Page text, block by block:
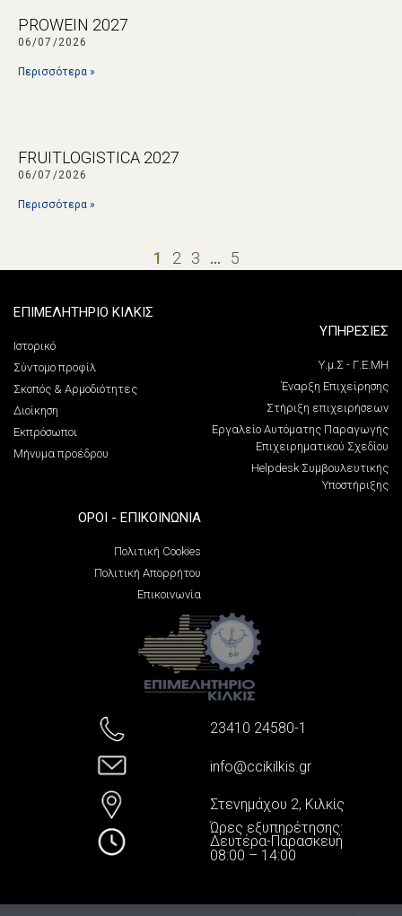
PROWEIN 2027
06/07/2026
Περισσότερα »
FRUITLOGISTICA 2027
06/07/2026
Περισσότερα »
1 2 3 … 5
ΕΠΙΜΕΛΗΤΗΡΙΟ ΚΙΛΚΙΣ
Ιστορικό
Σύντομο προφίλ
Σκοπός & Αρμοδιότητες
Διοίκηση
Εκπρόσωποι
Μήνυμα προέδρου
ΥΠΗΡΕΣΙΕΣ
Υ.μ.Σ - Γ.Ε.ΜΗ
Έναρξη Επιχείρησης
Στήριξη επιχειρήσεων
Εργαλείο Αυτόματης Παραγωγής
Επιχειρηματικού Σχεδίου
Helpdesk Συμβουλευτικής
Υποστήριξης
ΌΡΟΙ - ΕΠΙΚΟΙΝΩΝΊΑ
Πολιτική Cookies
Πολιτική Απορρήτου
Επικοινωνία
23410 24580-1
info@ccikilkis.gr
Στενημάχου 2, Κιλκίς
Ώρες εξυπηρέτησης:
Δευτέρα-Παρασκευή
08:00 – 14:00